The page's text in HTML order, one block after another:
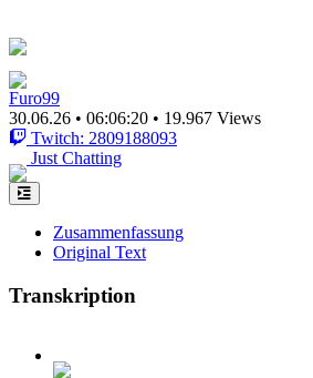
Furo99
30.06.26 • 06:06:20 • 19.967 Views
Twitch: 2809188093
Just Chatting
Zusammenfassung
Original Text
Transkription